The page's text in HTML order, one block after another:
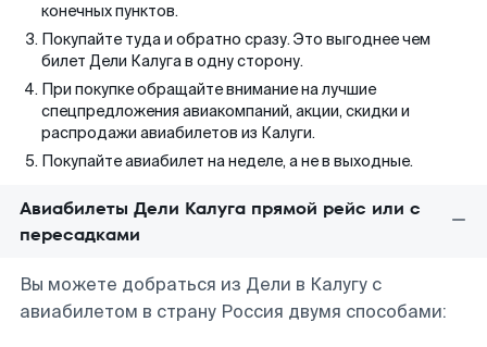
конечных пунктов.
Покупайте туда и обратно сразу. Это выгоднее чем
билет Дели Калуга в одну сторону.
При покупке обращайте внимание на лучшие
спецпредложения авиакомпаний, акции, скидки и
распродажи авиабилетов из Калуги.
Покупайте авиабилет на неделе, а не в выходные.
Авиабилеты Дели Калуга прямой рейс или с
пересадками
Вы можете добраться из Дели в Калугу с
авиабилетом в страну Россия двумя способами: